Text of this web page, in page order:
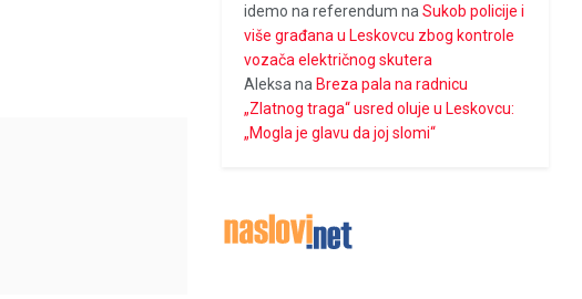
idemo na referendum naSukob policije i
više građana u Leskovcu zbog kontrole
vozača električnog skutera
Aleksa na Breza pala na radnicu
„Zlatnog traga“ usred oluje u Leskovcu:
„Mogla je glavu da joj slomi“